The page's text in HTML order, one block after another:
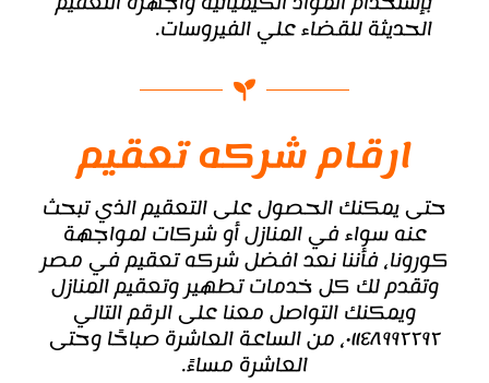
الحديثة للقضاء علي الفيروسات.
ارقام شركه تعقيم
حتى يمكنك الحصول على التعقيم الذي تبحث
عنه سواء في المنازل أو شركات لمواجهة
كورونا، فأننا نعد افضلشركه تعقيمفي مصر
وتقدم لك كل خدمات تطهير وتعقيم المنازل
ويمكنك التواصل معنا على الرقم التالي
٠١١٤٨٩٩٢٢٩٢، من الساعة العاشرة صباحًا وحتى
العاشرة مساءً.